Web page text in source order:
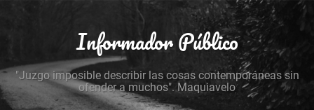
Informador Público
"Juzgo imposible describir las cosas contemporáneas sin
ofender a muchos". Maquiavelo